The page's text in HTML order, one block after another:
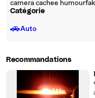
camera cachee
Catégorie
🚗Auto
Recommandations